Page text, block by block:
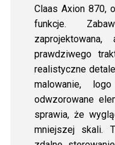
Claas Axion 870,
funkcje.
prawdziwego
realistyczne
malowanie,
odwzorowane
sprawia, że
mniejszej skali.